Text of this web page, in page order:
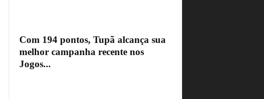
Com 194 pontos, Tupã alcança sua
melhor campanha recente nos
Jogos...